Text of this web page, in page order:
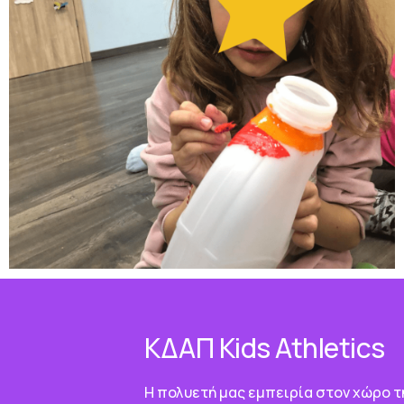
ΚΔΑΠ Κids Athletics
Η πολυετή μας εμπειρία στον χώρο